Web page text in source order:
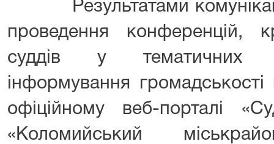
Результатами
проведення конференцій,
суддів у тематичних
інформування громадськості
офіційному веб-порталі
«Коломийський